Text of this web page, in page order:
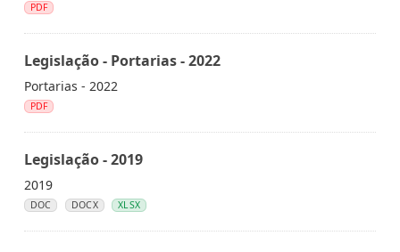
PDF
Legislação - Portarias - 2022
Portarias - 2022
PDF
Legislação - 2019
2019
DOC DOCX XLSX